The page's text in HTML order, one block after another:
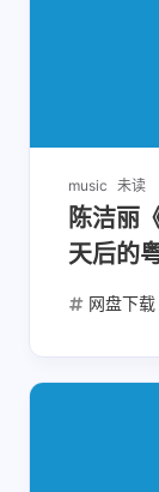
music 未读
陈洁丽
天后的
网盘下载